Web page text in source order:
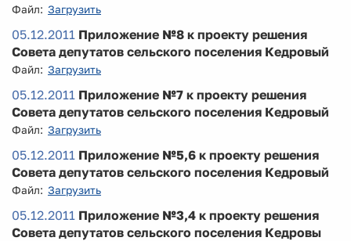
Файл: Загрузить
05.12.2011 Приложение №8 к проекту решения
Совета депутатов сельского поселения Кедровый
Файл: Загрузить
05.12.2011 Приложение №7 к проекту решения
Совета депутатов сельского поселения Кедровый
Файл: Загрузить
05.12.2011 Приложение №5,6 к проекту решения
Совета депутатов сельского поселения Кедровый
Файл: Загрузить
05.12.2011 Приложение №3,4 к проекту решения
Совета депутатов сельского поселения Кедровы